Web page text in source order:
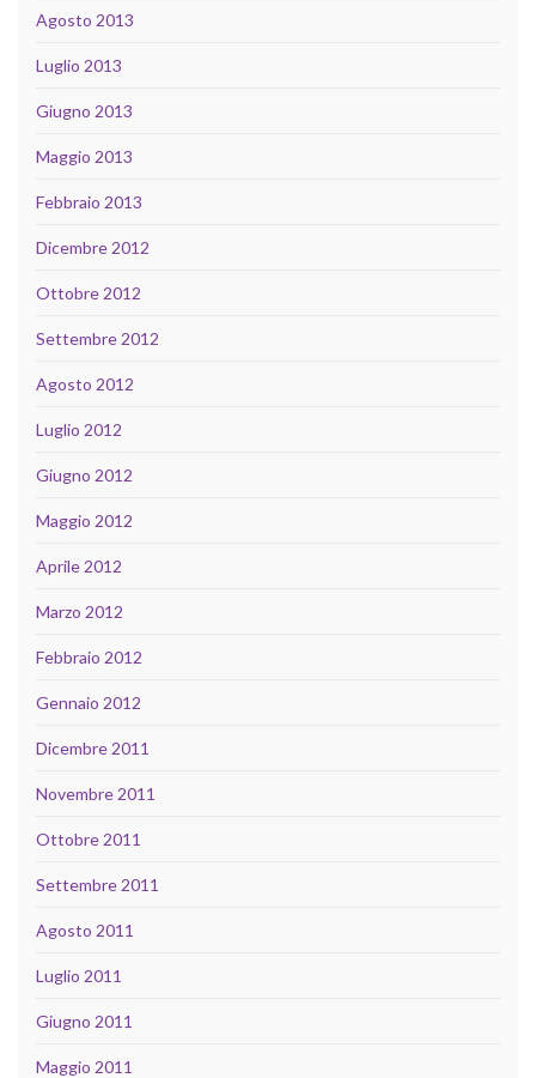
Agosto 2013
Luglio 2013
Giugno 2013
Maggio 2013
Febbraio 2013
Dicembre 2012
Ottobre 2012
Settembre 2012
Agosto 2012
Luglio 2012
Giugno 2012
Maggio 2012
Aprile 2012
Marzo 2012
Febbraio 2012
Gennaio 2012
Dicembre 2011
Novembre 2011
Ottobre 2011
Settembre 2011
Agosto 2011
Luglio 2011
Giugno 2011
Maggio 2011